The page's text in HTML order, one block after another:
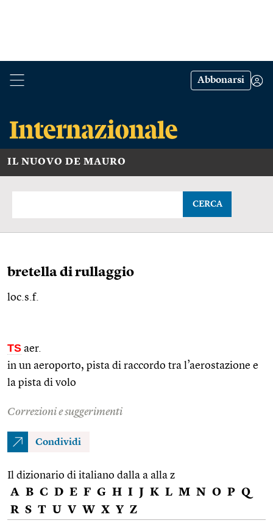
Abbonarsi
IL NUOVO DE MAURO
CERCA
bretella di rullaggio
loc.s.f.
TS aer.
in un aeroporto, pista di raccordo tra l’aerostazione e
la pista di volo
Correzioni e suggerimenti
Condividi
Il dizionario di italiano dalla a alla z
A B C D E F G H I J K L M N O P Q
R S T U V W X Y Z